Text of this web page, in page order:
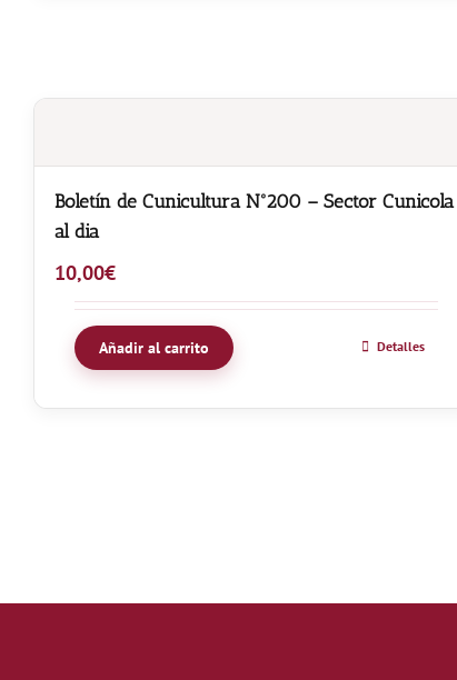
Boletín de Cunicultura Nº200 – Sector Cunicola
al dia
10,00€
Añadir al carrito Detalles